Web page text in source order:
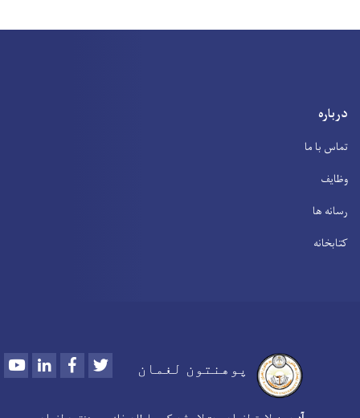
درباره
تماس با ما
وظایف
رسانه ها
کتابخانه
پوهنتون لغمان YoutubeLinkedInFacebook